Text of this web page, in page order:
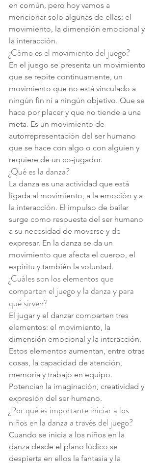
en común, pero hoy vamos a
mencionar solo algunas de ellas: el
movimiento, la dimensión emocional y
la interacción.
¿Cómo es el movimiento del juego?
En el juego se presenta un movimiento
que se repite continuamente, un
movimiento que no está vinculado a
ningún fin ni a ningún objetivo. Que se
hace por placer y que no tiende a una
meta. Es un movimiento de
autorrepresentación del ser humano
que se hace con algo o con alguien y
requiere de un co-jugador.
¿Qué es la danza?
La danza es una actividad que está
ligada al movimiento, a la emoción y a
la interacción. El impulso de bailar
surge como respuesta del ser humano
a su necesidad de moverse y de
expresar. En la danza se da un
movimiento que afecta el cuerpo, el
espíritu y también la voluntad.
¿Cuáles son los elementos que
comparten el juego y la danza y para
qué sirven?
El jugar y el danzar comparten tres
elementos: el movimiento, la
dimensión emocional y la interacción.
Estos elementos aumentan, entre otras
cosas, la capacidad de atención,
memoria y trabajo en equipo.
Potencian la imaginación, creatividad y
expresión del ser humano.
¿Por qué es importante iniciar a los
niños en la danza a través del juego?
Cuando se inicia a los niños en la
danza desde el plano lúdico se
despierta en ellos la fantasía y la